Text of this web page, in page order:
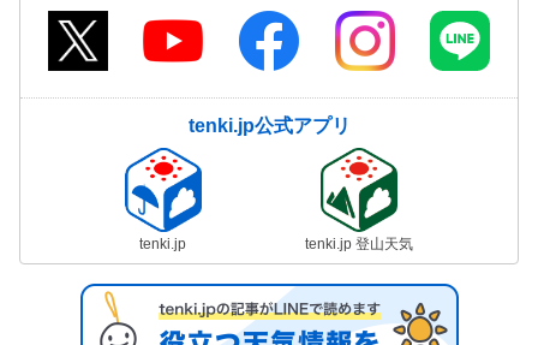
tenki.jp公式アプリ
tenki.jp tenki.jp 登山天気